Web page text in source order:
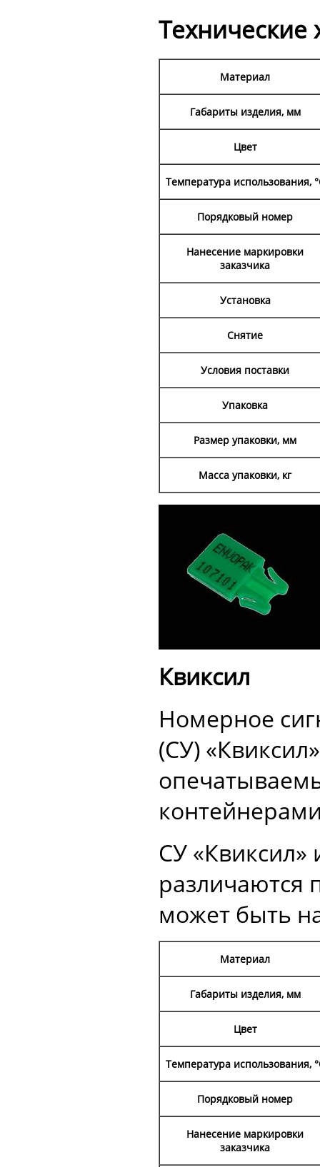
Технические
Материал
Габариты изделия, мм
Цвет
Температура использования,
Порядковый номер
Нанесение маркировки
заказчика
Установка
Снятие
Условия поставки
Упаковка
Размер упаковки, мм
Масса упаковки, кг
Квиксил
Номерное
(СУ)
СУ
различаются
может быть
Материал
Габариты изделия, мм
Цвет
Температура использования,
Порядковый номер
Нанесение маркировки
заказчика